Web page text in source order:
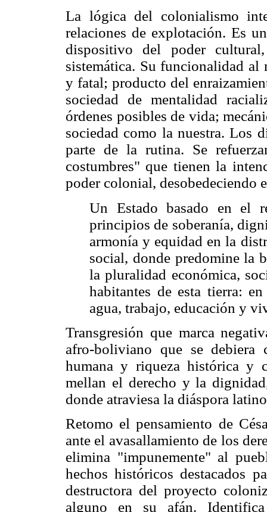
La lógica del colonialismo
relaciones de explotación. Es
dispositivo del poder
sistemática. Su funcionalidad
y fatal; producto del
sociedad de mentalidad
órdenes posibles de vida;
sociedad como la nuestra. Los
parte de la rutina. Se
costumbres" que tienen la
poder colonial, desobedeciendo
Un Estado basado en el
principios de soberanía,
armonía y equidad en la
social, donde predomine la
la pluralidad económica,
habitantes de esta tierra:
agua, trabajo, educación y
Transgresión que marca
afro-boliviano que se debiera
humana y riqueza histórica y
mellan el derecho y la
donde atraviesa la diáspora
Retomo el pensamiento de
ante el avasallamiento de los
elimina "impunemente" al
hechos históricos destacados
destructora del proyecto
alguno en su afán.